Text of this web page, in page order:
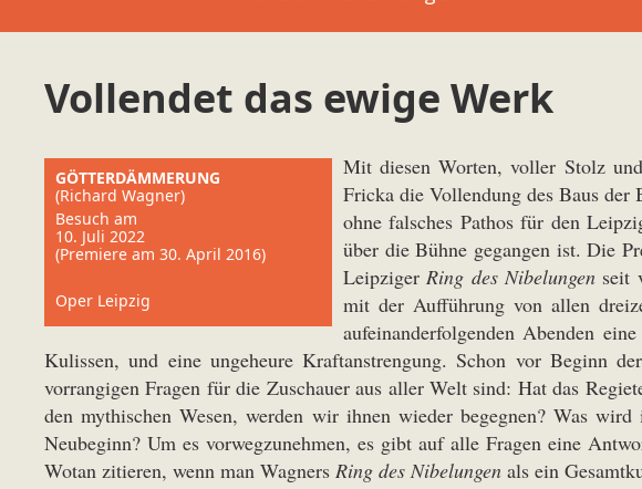
Vollendet das ewige Werk
GÖTTERDÄMMERUNG
(Richard Wagner)
Besuch am
10. Juli 2022
(Premiere am 30. April 2016)
Oper Leipzig
Mit diesen Worten, voller Stolz
Fricka die Vollendung des Baus
ohne falsches Pathos für den
über die Bühne gegangen ist. Die
LeipzigerRing des Nibelungen seit
mit der Aufführung von allen
aufeinanderfolgenden Abenden
Kulissen, und eine ungeheure Kraftanstrengung. Schon vor Beginn
vorrangigen Fragen für die Zuschauer aus aller Welt sind: Hat das
den mythischen Wesen, werden wir ihnen wieder begegnen? Was
Neubeginn? Um es vorwegzunehmen, es gibt auf alle Fragen eine
Wotan zitieren, wenn man Wagners Ring des Nibelungen als ein